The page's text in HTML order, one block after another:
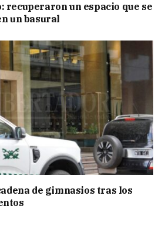
recuperaron un espacio que se
un basural
de gimnasios tras los